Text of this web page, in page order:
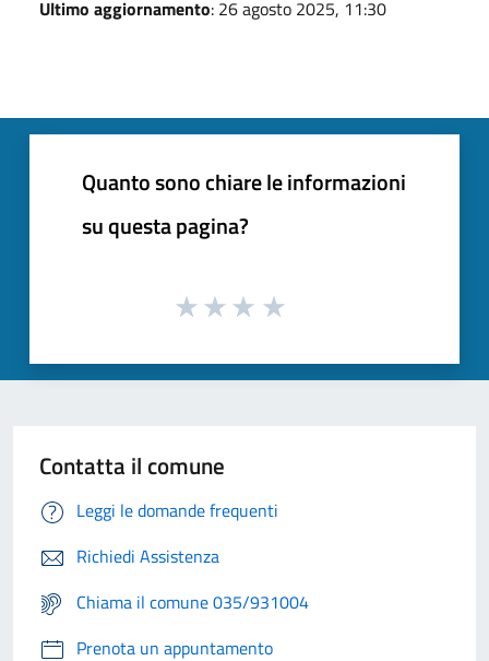
Ultimo aggiornamento: 26 agosto 2025, 11:30
Quanto sono chiare le informazioni
su questa pagina?
Contatta il comune
Leggi le domande frequenti
Richiedi Assistenza
Chiama il comune 035/931004
Prenota un appuntamento